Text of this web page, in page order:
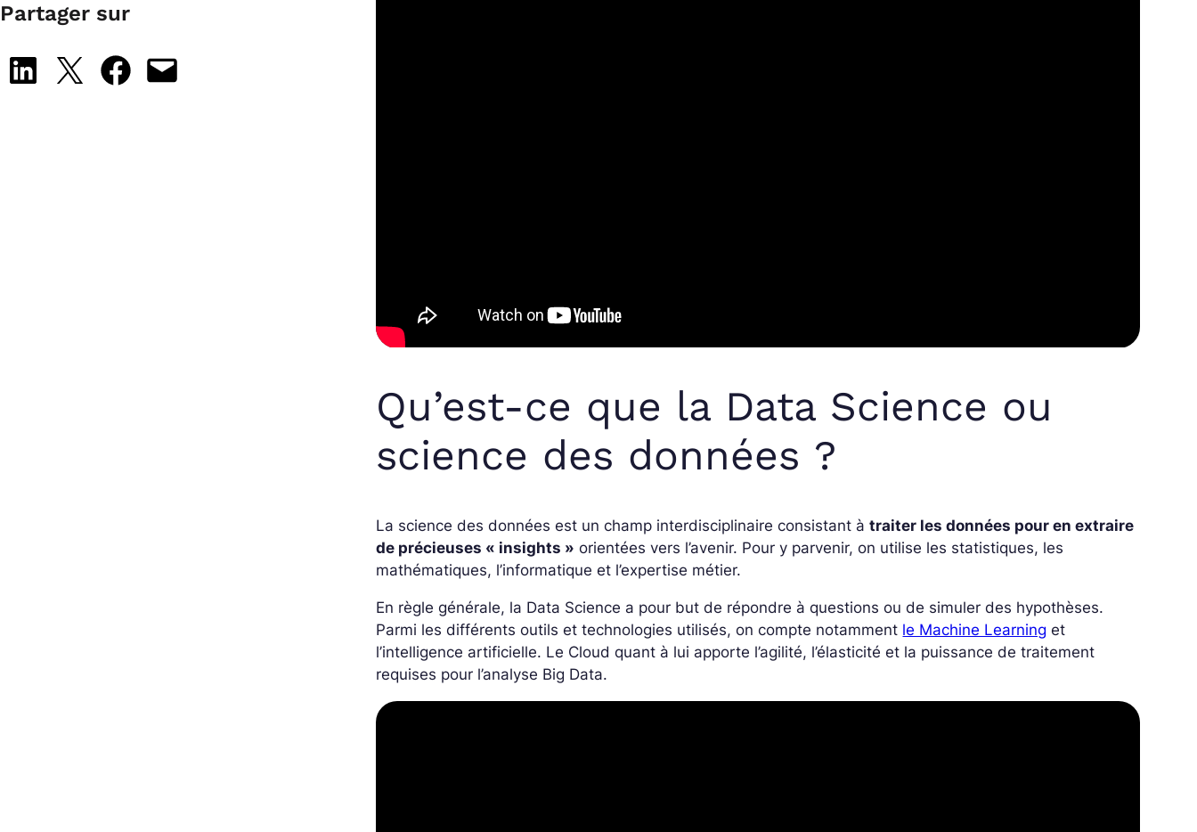
Partager sur
Share on LinkedIn
Share on X Share on Facebook
Email this Page
Qu’est-ce que la Data Science ou
science des données ?
La science des données est un champ interdisciplinaire consistant àtraiter les données pour en extraire
de précieuses « insights » orientées vers l’avenir. Pour y parvenir, on utilise les statistiques, les
mathématiques, l’informatique et l’expertise métier.
En règle générale, la Data Science a pour but de répondre à questions ou de simuler des hypothèses.
Parmi les différents outils et technologies utilisés, on compte notamment le Machine Learning et
l’intelligence artificielle. Le Cloud quant à lui apporte l’agilité, l’élasticité et la puissance de traitement
requises pour l’analyse Big Data.